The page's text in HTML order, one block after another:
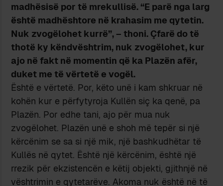
madhësisë por të mrekullisë. “E parë nga larg
është madhështore në krahasim me qytetin.
Nuk zvogëlohet kurrë”, – thoni. Çfarë do të
thotë ky këndvështrim, nuk zvogëlohet, kur
ajo në fakt në momentin që ka Plazën afër,
duket me të vërtetë e vogël.
Është e vërtetë. Por, këto unë i kam shkruar në
kohën kur e përfytyroja Kullën siç ka qenë, pa
Plazën. Por edhe tani, ajo për mua nuk
zvogëlohet. Plazën unë e shoh më tepër si një
kërcënim se sa si një mik, një bashkudhëtar të
Kullës në qytet. Është një kërcënim, është një
rrezik për ekzistencën e këtij objekti, gjithnjë në
vështrimin e qytetarëve. Akoma nuk është në të